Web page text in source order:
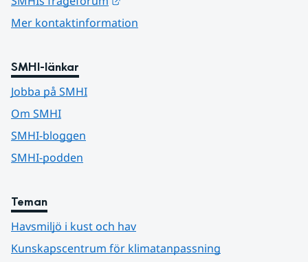
Mer kontaktinformation
SMHI-länkar
Jobba på SMHI
Om SMHI
SMHI-bloggen
SMHI-podden
Teman
Havsmiljö i kust och hav
Kunskapscentrum för klimatanpassning